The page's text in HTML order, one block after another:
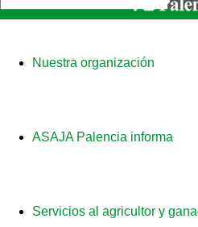
Nuestra organización
ASAJA Palencia informa
Servicios al agricultor y